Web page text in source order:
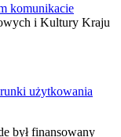
komunikacie
i Kultury Kraju
użytkowania
był finansowany